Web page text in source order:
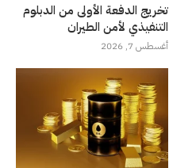
تخريج الدفعة الأولى من الدبلوم
التنفيذي لأمن الطيران
أغسطس 7, 2026